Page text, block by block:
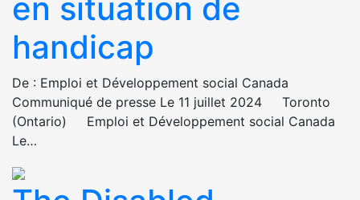
en situation de
handicap
De : Emploi et Développement social Canada
Communiqué de presse Le 11 juillet 2024 Toronto
(Ontario) Emploi et Développement social Canada
Le…